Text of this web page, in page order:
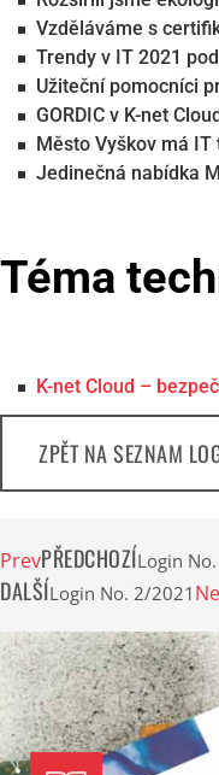
Vzděláváme s
Trendy v IT 2021
Užiteční pomocníci
GORDIC v K-net
Město Vyškov má
Jedinečná nabídka
Téma
K-net Cloud –
ZPĚT NA SEZNAM
PrevPŘEDCHOZÍLogin
DALŠÍLogin No. 2/2021